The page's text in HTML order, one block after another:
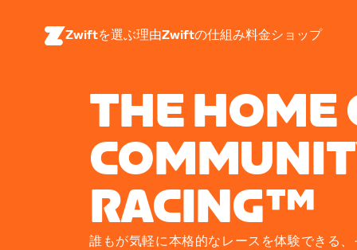
Zwiftを選ぶ理由Zwiftの仕組み料金ショップ
THE HOME
RACING™
誰もが気軽に本格的なレースを体験できる